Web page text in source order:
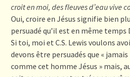
croit en moi, des fleuves d’eau vive
Oui, croire en Jésus signifie bien
persuadé qu’il est en même temps
Si toi, moi et C.S. Lewis voulons
devons être persuadés que «
comme cet homme Jésus » mais,